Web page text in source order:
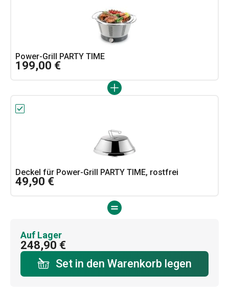
Power-Grill PARTY TIME
199,00 €
Deckel für Power-Grill PARTY TIME, rostfrei
49,90 €
Auf Lager
248,90 €
Set in den Warenkorb legen